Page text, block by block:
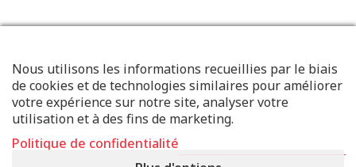
Nous utilisons les informations recueillies par le biais
de cookies et de technologies similaires pour améliorer
votre expérience sur notre site, analyser votre
utilisation et à des fins de marketing.
Politique de confidentialité